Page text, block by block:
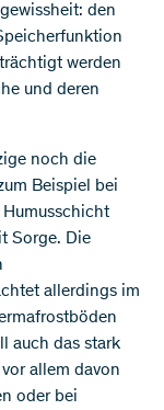
den
werden
und deren
noch die
Beispiel bei
Sorge. Die
allerdings im
auch das stark
allem davon
oder bei